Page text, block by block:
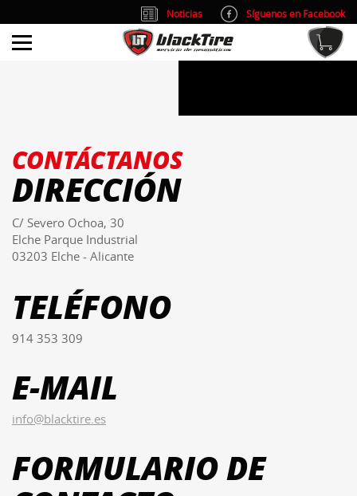
CONTÁCTANOS
DIRECCIÓN
C/ Severo Ochoa, 30
Elche Parque Industrial
03203 Elche - Alicante
TELÉFONO
914 353 309
E-MAIL
info@blacktire.es
FORMULARIO DE
Noticias
Síguenos en Facebook
info@blacktire.es
Atención al cliente: L/V 9:00-14:00 y 15:00-19:00